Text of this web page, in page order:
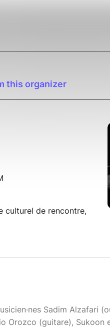
this organizer
culturel de rencontre,
Sadim Alzafari
Orozco (guitare), Sukoon